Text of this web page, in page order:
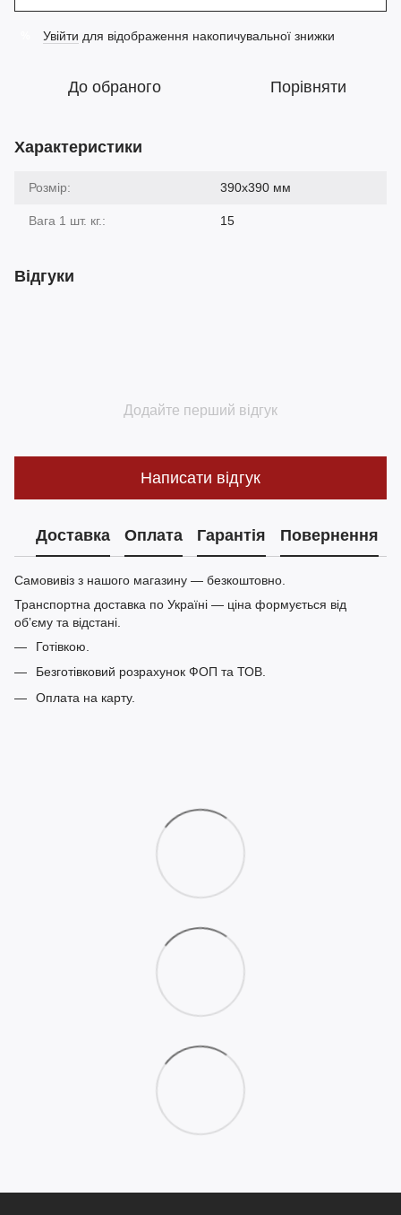
Увійти для відображення накопичувальної знижки
До обраного Порівняти
Характеристики
Розмір: 390х390 мм
Вага 1 шт. кг.: 15
Відгуки
Додайте перший відгук
Написати відгук
Доставка Оплата Гарантія Повернення
Самовивіз з нашого магазину — безкоштовно.
Транспортна доставка по Україні — ціна формується від
обʼєму та відстані.
Готівкою.
Безготівковий розрахунок ФОП та ТОВ.
Оплата на карту.